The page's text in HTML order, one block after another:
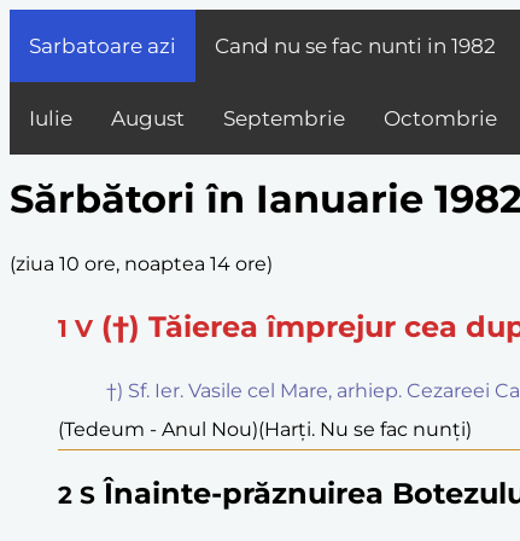
Sarbatoare azi Cand nu se fac nunti in 1982
Iulie August Septembrie Octombrie
Sărbători în Ianuarie 1982
(ziua 10 ore, noaptea 14 ore)
1 V (†) Tăierea împrejur cea
†) Sf. Ier. Vasile cel Mare, arhiep. Cezareei
(Tedeum - Anul Nou)(Harți. Nu se fac nunți)
2 S Înainte-prăznuirea